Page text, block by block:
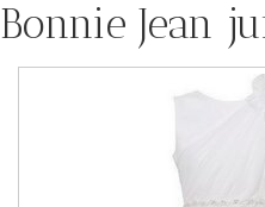
Bonnie Jean